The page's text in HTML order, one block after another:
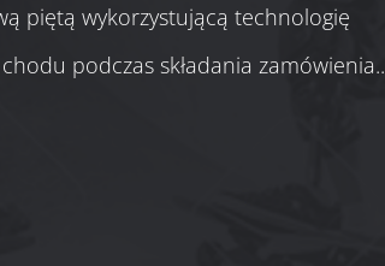
piętą wykorzystującą technologię
podczas składania zamówienia..